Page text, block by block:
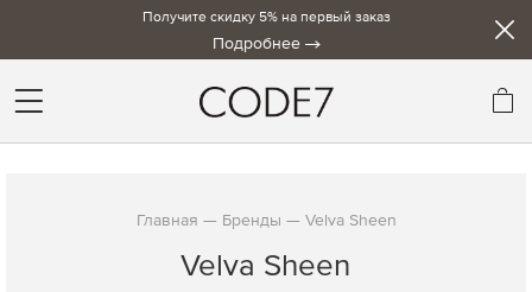
Получите скидку 5% на первый заказ
Подробнее
Главная Бренды Velva Sheen
Velva Sheen